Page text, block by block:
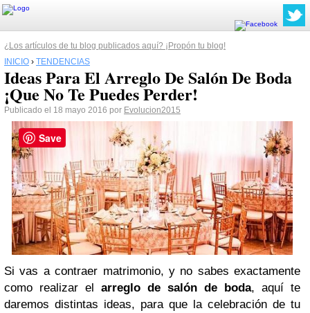
¿Los artículos de tu blog publicados aquí? ¡Propón tu blog!
INICIO › TENDENCIAS
Ideas Para El Arreglo De Salón De Boda
¡Que No Te Puedes Perder!
Publicado el 18 mayo 2016 por Evolucion2015
Si vas a contraer matrimonio, y no sabes exactamente
como realizar el arreglo de salón de boda, aquí te
daremos distintas ideas, para que la celebración de tu
Save